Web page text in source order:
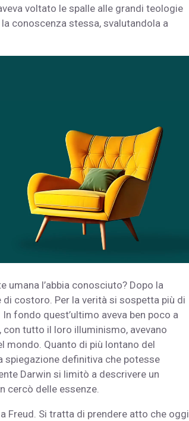
voltato le spalle alle grandi teologie
conoscenza stessa, svalutandola a
umana l’abbia conosciuto? Dopo la
di costoro. Per la verità si sospetta più di
fondo quest’ultimo aveva ben poco a
tutto il loro illuminismo, avevano
mondo. Quanto di più lontano del
spiegazione definitiva che potesse
Darwin si limitò a descrivere un
cercò delle essenze.
Freud. Si tratta di prendere atto che oggi